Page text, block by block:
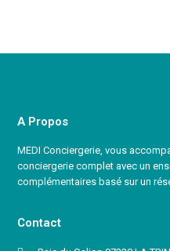
A Propos
MEDI Conciergerie, vous
conciergerie complet avec un
complémentaires basé sur un
Contact